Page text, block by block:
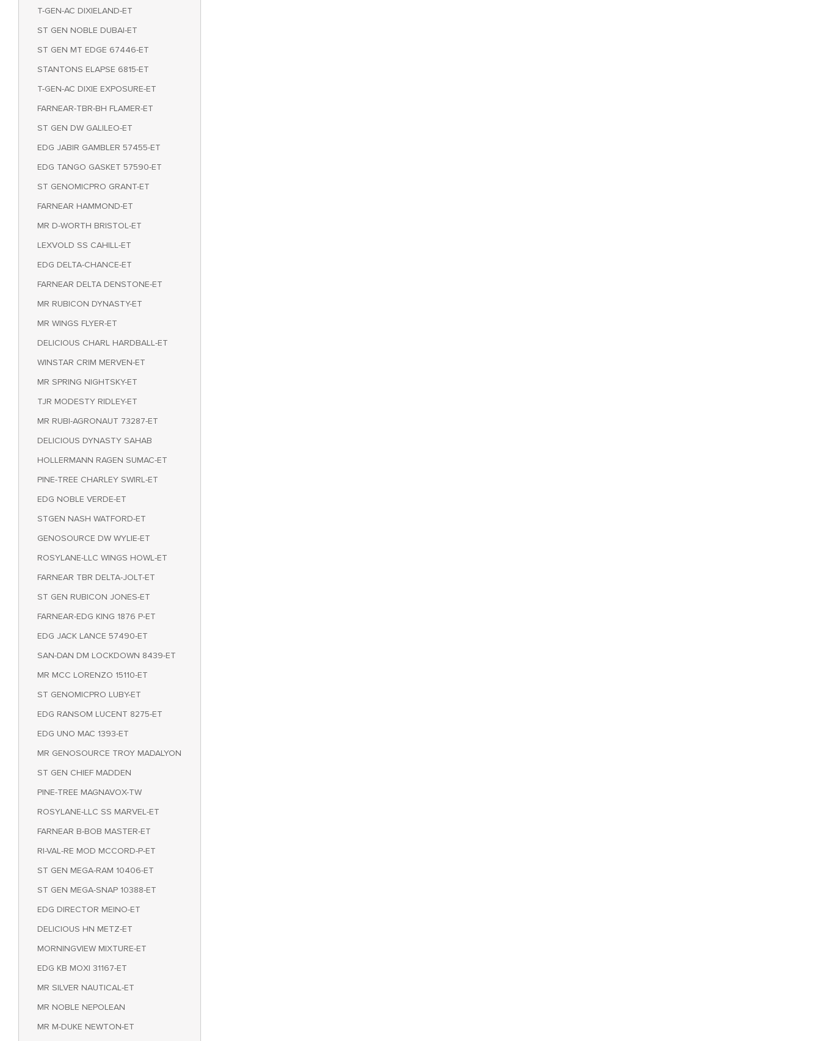
T-GEN-AC DIXIELAND-ET
ST GEN NOBLE DUBAI-ET
ST GEN MT EDGE 67446-ET
STANTONS ELAPSE 6815-ET
T-GEN-AC DIXIE EXPOSURE-ET
FARNEAR-TBR-BH FLAMER-ET
ST GEN DW GALILEO-ET
EDG JABIR GAMBLER 57455-ET
EDG TANGO GASKET 57590-ET
ST GENOMICPRO GRANT-ET
FARNEAR HAMMOND-ET
MR D-WORTH BRISTOL-ET
LEXVOLD SS CAHILL-ET
EDG DELTA-CHANCE-ET
FARNEAR DELTA DENSTONE-ET
MR RUBICON DYNASTY-ET
MR WINGS FLYER-ET
DELICIOUS CHARL HARDBALL-ET
WINSTAR CRIM MERVEN-ET
MR SPRING NIGHTSKY-ET
TJR MODESTY RIDLEY-ET
MR RUBI-AGRONAUT 73287-ET
DELICIOUS DYNASTY SAHAB
HOLLERMANN RAGEN SUMAC-ET
PINE-TREE CHARLEY SWIRL-ET
EDG NOBLE VERDE-ET
STGEN NASH WATFORD-ET
GENOSOURCE DW WYLIE-ET
ROSYLANE-LLC WINGS HOWL-ET
FARNEAR TBR DELTA-JOLT-ET
ST GEN RUBICON JONES-ET
FARNEAR-EDG KING 1876 P-ET
EDG JACK LANCE 57490-ET
SAN-DAN DM LOCKDOWN 8439-ET
MR MCC LORENZO 15110-ET
ST GENOMICPRO LUBY-ET
EDG RANSOM LUCENT 8275-ET
EDG UNO MAC 1393-ET
MR GENOSOURCE TROY MADALYON
ST GEN CHIEF MADDEN
PINE-TREE MAGNAVOX-TW
ROSYLANE-LLC SS MARVEL-ET
FARNEAR B-BOB MASTER-ET
RI-VAL-RE MOD MCCORD-P-ET
ST GEN MEGA-RAM 10406-ET
ST GEN MEGA-SNAP 10388-ET
EDG DIRECTOR MEINO-ET
DELICIOUS HN METZ-ET
MORNINGVIEW MIXTURE-ET
EDG KB MOXI 31167-ET
MR SILVER NAUTICAL-ET
MR NOBLE NEPOLEAN
MR M-DUKE NEWTON-ET